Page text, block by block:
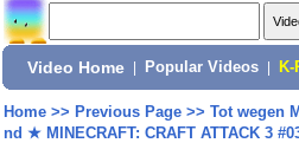
Video Home Popular Videos K-
Home>> Previous Page>> Tot wegen
nd ★ MINECRAFT: CRAFT ATTACK 3